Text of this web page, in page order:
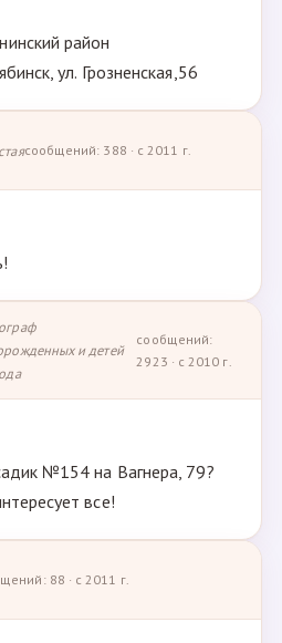
район
ул. Грозненская,56
сообщений: 388 · с 2011 г.
и детей
сообщений:
2923 · с 2010 г.
№154 на Вагнера, 79?
все!
88 · с 2011 г.